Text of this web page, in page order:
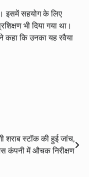
इसमें सहयोग के लिए
भी दिया गया था।
कहा कि उनका यह रवैया
शराब स्टॉक की हुई जांच,
कंपनी में औचक निरीक्षण